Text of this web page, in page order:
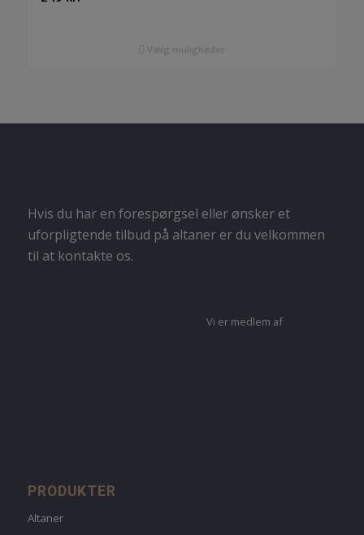
Vælg muligheder
Hvis du har en forespørgsel eller ønsker et
uforpligtende tilbud på altaner er du velkommen
til at kontakte os.
Vi er medlem af
PRODUKTER
Altaner